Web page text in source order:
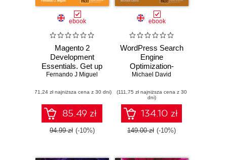
ebook
Magento 2
Development
Essentials. Get up
and running with
create custom
solutions, themes,
and extensions
effectively
Fernando J Miguel
(71,24 zł najniższa cena z 30 dni)
85.49 zł
94.99 zł (-10%)
ebook
WordPress Search
Engine
Optimization-
Second Edition. A
dominating search
engines with your
WordPress site
Michael David
(111,75 zł najniższa cena z 30
dni)
134.10 zł
149.00 zł (-10%)